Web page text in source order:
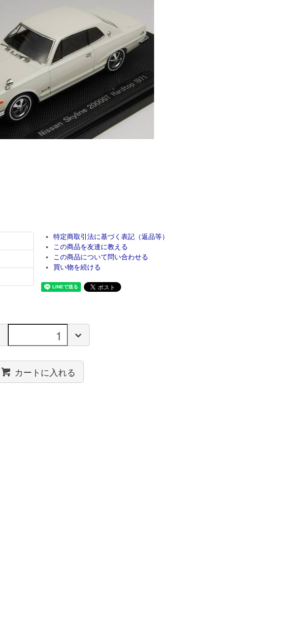
特定商取引法に基づく表記（返品等）
この商品を友達に教える
この商品について問い合わせる
買い物を続ける
カートに入れる